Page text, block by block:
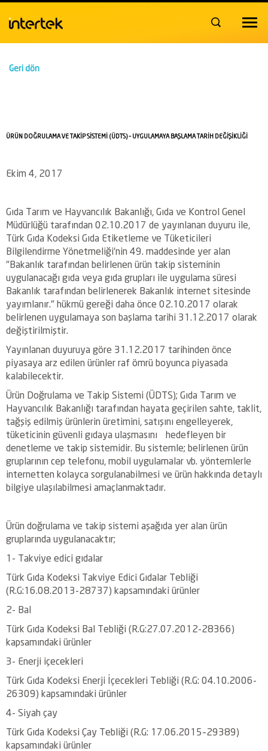
Toggle
Geri dön
ÜRÜN DOĞRULAMA VE TAKİP SİSTEMİ (ÜDTS) – UYGULAMAYA BAŞLAMA TARİH DEĞİŞİKLİĞİ
Ekim 4, 2017
Gıda Tarım ve Hayvancılık Bakanlığı, Gıda ve Kontrol Genel
Müdürlüğü tarafından 02.10.2017 de yayınlanan duyuru ile,
Türk Gıda Kodeksi Gıda Etiketleme ve Tüketicileri
Bilgilendirme Yönetmeliği'nin 49. maddesinde yer alan
"Bakanlık tarafından belirlenen ürün takip sisteminin
uygulanacağı gıda veya gıda grupları ile uygulama süresi
Bakanlık tarafından belirlenerek Bakanlık internet sitesinde
yayımlanır." hükmü gereği daha önce 02.10.2017 olarak
belirlenen uygulamaya son başlama tarihi 31.12.2017 olarak
değiştirilmiştir.
Yayınlanan duyuruya göre 31.12.2017 tarihinden önce
piyasaya arz edilen ürünler raf ömrü boyunca piyasada
kalabilecektir.
Ürün Doğrulama ve Takip Sistemi (ÜDTS); Gıda Tarım ve
Hayvancılık Bakanlığı tarafından hayata geçirilen sahte, taklit,
tağşiş edilmiş ürünlerin üretimini, satışını engelleyerek,
tüketicinin güvenli gıdaya ulaşmasını hedefleyen bir
denetleme ve takip sistemidir. Bu sistemle; belirlenen ürün
gruplarının cep telefonu, mobil uygulamalar vb. yöntemlerle
internetten kolayca sorgulanabilmesi ve ürün hakkında detaylı
bilgiye ulaşılabilmesi amaçlanmaktadır.
Ürün doğrulama ve takip sistemi aşağıda yer alan ürün
gruplarında uygulanacaktır;
1- Takviye edici gıdalar
Türk Gıda Kodeksi Takviye Edici Gıdalar Tebliği
(R.G:16.08.2013-28737) kapsamındaki ürünler
2- Bal
Türk Gıda Kodeksi Bal Tebliği (R.G:27.07.2012-28366)
kapsamındaki ürünler
3- Enerji içecekleri
Türk Gıda Kodeksi Enerji İçecekleri Tebliği (R.G: 04.10.2006-
26309) kapsamındaki ürünler
4- Siyah çay
Türk Gıda Kodeksi Çay Tebliği (R.G: 17.06.2015–29389)
kapsamındaki ürünler